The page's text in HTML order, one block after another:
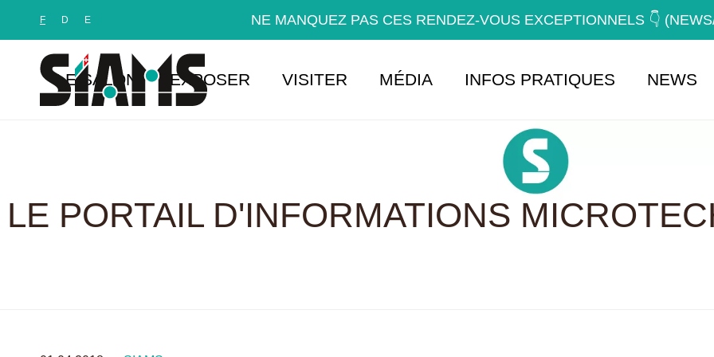
F D E NE MANQUEZ PAS CES RENDEZ-VOUS EXCEPTIONNELS 👇
LE SALON EXPOSER VISITER MÉDIA INFOS PRATIQUES NEWS
LE PORTAIL D'INFORMATIONS